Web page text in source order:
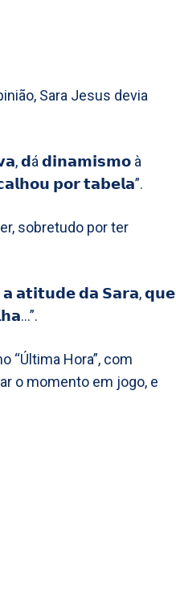
Sara Jesus devia
𝗱á 𝗱𝗶𝗻𝗮𝗺𝗶𝘀𝗺𝗼 à
𝗽𝗼𝗿 𝘁𝗮𝗯𝗲𝗹𝗮”.
sobretudo por ter
𝗮𝘁𝗶𝘁𝘂𝗱𝗲 𝗱𝗮 𝗦𝗮𝗿𝗮, 𝗾𝘂𝗲
“Última Hora”, com
o momento em jogo, e